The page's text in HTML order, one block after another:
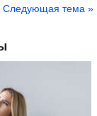
Следующая тема »